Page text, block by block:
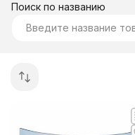
Поиск по названию